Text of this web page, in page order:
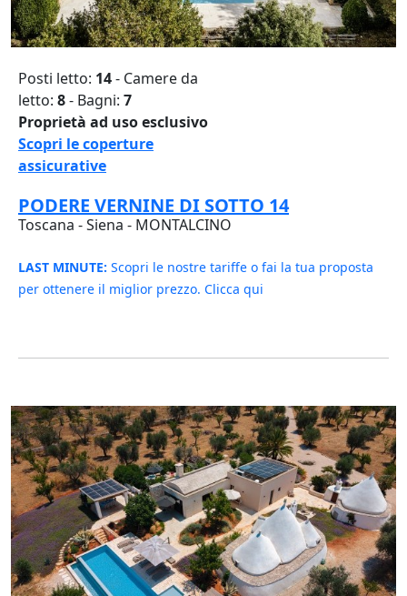
Posti letto: 14- Camere da
letto: 8- Bagni: 7
Proprietà ad uso esclusivo
Scopri le coperture
assicurative
PODERE VERNINE DI SOTTO 14
Toscana - Siena - MONTALCINO
LAST MINUTE: Scopri le nostre tariffe o fai la tua proposta
per ottenere il miglior prezzo. Clicca qui